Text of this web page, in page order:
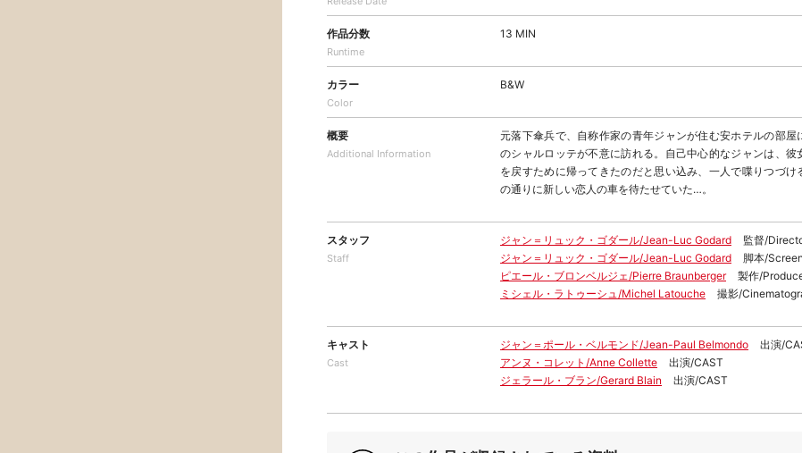
作品分数
Runtime
13 MIN
カラー
Color
B&W
概要
Additional Information
元落下傘兵で、自称作家の青年ジャンが住む安ホテルの部屋
のシャルロッテが不意に訪れる。自己中心的なジャンは、彼
を戻すために帰ってきたのだと思い込み、一人で喋りつづけ
の通りに新しい恋人の車を待たせていた…。
スタッフ
Staff
ジャン＝リュック・ゴダール/Jean-Luc Godard
監督/
ジャン＝リュック・ゴダール/Jean-Luc Godard
脚本/
ピエール・ブロンベルジェ/Pierre Braunberger
製作/
ミシェル・ラトゥーシュ/Michel Latouche
撮影/
キャスト
Cast
ジャン＝ポール・ベルモンド/Jean-Paul Belmondo
出演/
アンヌ・コレット/Anne Collette
出演/CAST
ジェラール・ブラン/Gerard Blain
出演/CAST